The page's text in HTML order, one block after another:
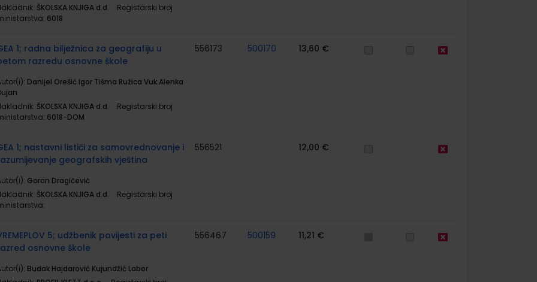
ŠKOLSKA KNJIGA d.d.
Registarski broj
6018
1; radna bilježnica za geografiju u
razredu osnovne škole
Danijel Orešić Igor Tišma Ružica Vuk Alenka
ŠKOLSKA KNJIGA d.d.
Registarski broj
6018-DOM
556173 500170 13,60 €
1; nastavni listići za samovrednovanje i
geografskih vještina
Goran Dragičević
ŠKOLSKA KNJIGA d.d.
Registarski broj
556521 12,00 €
5; udžbenik povijesti za peti
osnovne škole
Budak Hajdarović Kujundžić Labor
556467 500159 11,21 €